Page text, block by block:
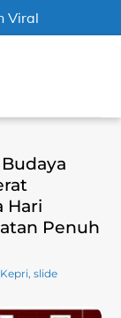
Viral
Hari
Penuh
Kepri,slide